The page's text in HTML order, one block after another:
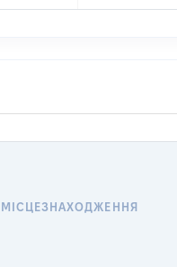
МІСЦЕЗНАХОДЖЕННЯ